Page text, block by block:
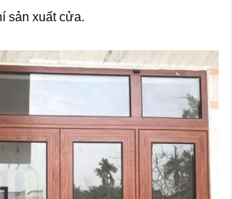
sản xuất cửa.